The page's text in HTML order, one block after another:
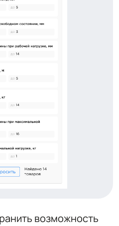
возможность